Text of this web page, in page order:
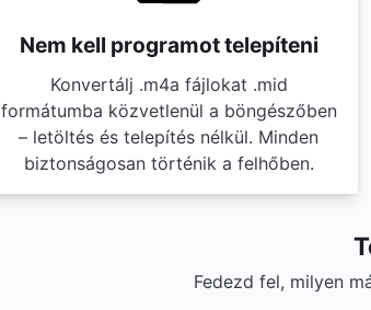
Nem kell programot telepíteni
Konvertálj .m4a fájlokat .mid
formátumba közvetlenül a böngészőben
– letöltés és telepítés nélkül. Minden
biztonságosan történik a felhőben.
Fedezd fel, milyen